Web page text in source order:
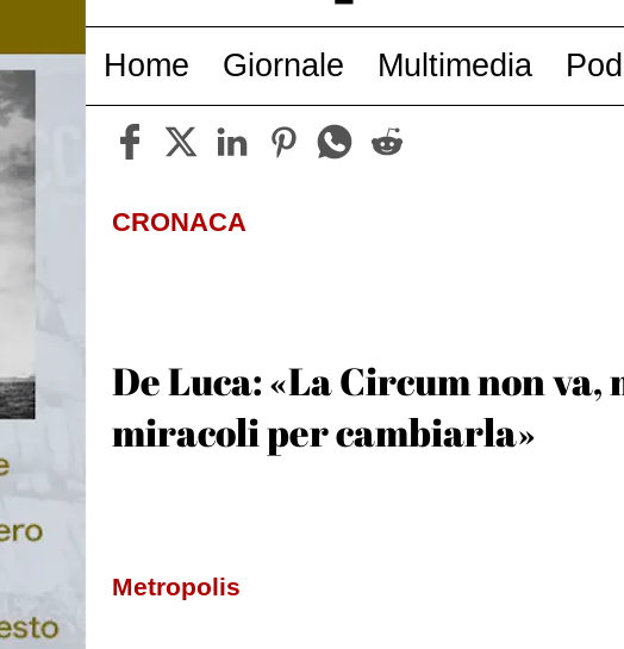
Home Giornale Multimedia
CRONACA
De Luca: «La Circum non va,
miracoli per cambiarla»
Metropolis